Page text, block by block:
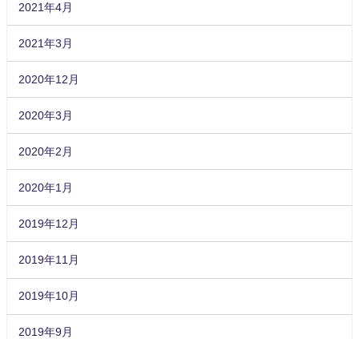
2021年4月
2021年3月
2020年12月
2020年3月
2020年2月
2020年1月
2019年12月
2019年11月
2019年10月
2019年9月